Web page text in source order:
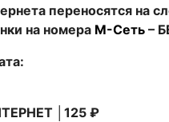
переносятся на
на номера М-Сеть –
│125 ₽